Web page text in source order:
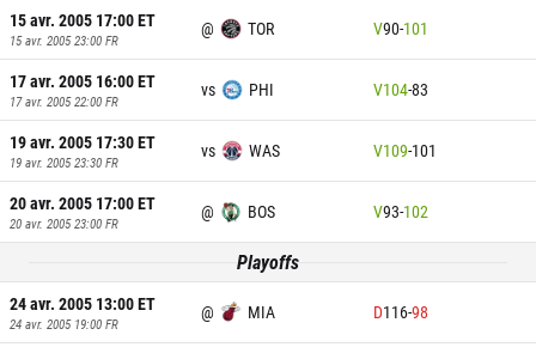
15 avr. 2005 17:00ET
15 avr. 2005 23:00 FR
@ TOR V90-101
17 avr. 2005 16:00ET
17 avr. 2005 22:00 FR
vs PHI V104-83
19 avr. 2005 17:30ET
19 avr. 2005 23:30 FR
vs WAS V109-101
20 avr. 2005 17:00ET
20 avr. 2005 23:00 FR
@ BOS V93-102
Playoffs
24 avr. 2005 13:00ET
24 avr. 2005 19:00 FR
@ MIA D116-98